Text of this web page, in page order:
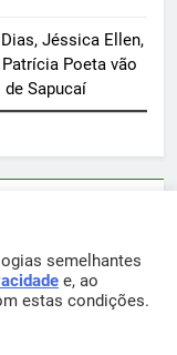
Jéssica Ellen,
Poeta vão
Sapucaí
.
semelhantes
e, ao
estas condições.